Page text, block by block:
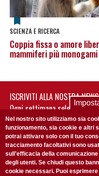
SCIENZA E RICERCA
Coppia fissa o amore
mammiferi più monogami
ISCRIVITI ALLA NOSTRA
Ogni settimana
non perderti gli
Nel nostro sito utilizziamo sia
funzionamento, sia cookie e altri
potrai attivare solo con il tuo
tracciamento facoltativi sono
sull'efficacia della
degli utenti. Se chiudi questo
cookie necessari. Puoi